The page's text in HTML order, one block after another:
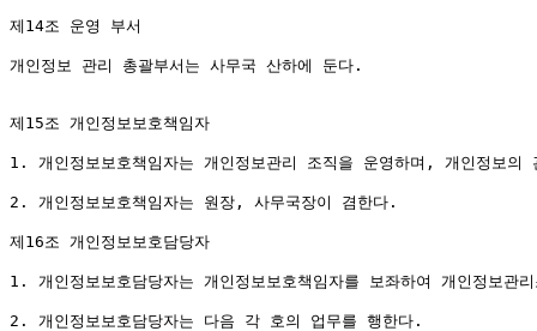
제14조 운영 부서
개인정보 관리 총괄부서는 사무국 산하에 둔다.
제15조 개인정보보호책임자
1. 개인정보보호책임자는 개인정보관리 조직을 운영하며, 개인정보
2. 개인정보보호책임자는 원장, 사무국장이 겸한다.
제16조 개인정보보호담당자
1. 개인정보보호담당자는 개인정보보호책임자를 보좌하여 개인정보관
2. 개인정보보호담당자는 다음 각 호의 업무를 행한다.